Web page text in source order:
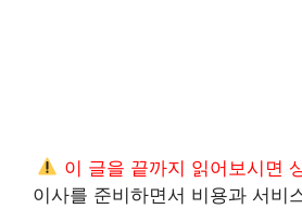
이 글을 끝까지 읽어보시면
이사를 준비하면서 비용과 서비